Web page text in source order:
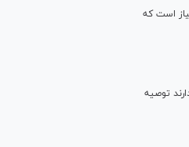
است که
توصیه